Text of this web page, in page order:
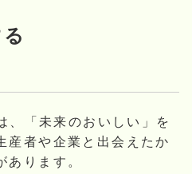
「未来のおいしい」を
産者や企業と出会えたか
あります。